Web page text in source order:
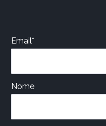
Email*
Nome